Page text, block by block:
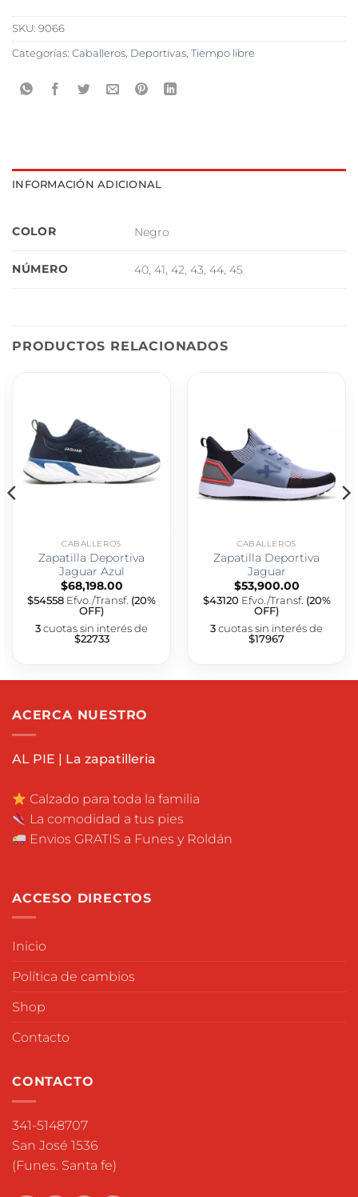
SKU: 9066
Categorías: Caballeros Deportivas Tiempo libre
INFORMACIÓN ADICIONAL
COLOR Negro
NÚMERO 40, 41, 42, 43, 44, 45
PRODUCTOS RELACIONADOS
CABALLEROS
Zapatilla Deportiva
Jaguar Azul
$68,198.00
$54558 Efvo./Transf. (20%
OFF)
3cuotas sin interés de
$22733
CABALLEROS
Zapatilla Deportiva
Jaguar
$53,900.00
$43120 Efvo./Transf. (20%
OFF)
3cuotas sin interés de
$17967
ACERCA NUESTRO
AL PIE | La zapatilleria
Calzado para toda la familia
La comodidad a tus pies
Envios GRATIS a Funes y Roldán
ACCESO DIRECTOS
Inicio
Política de cambios
Shop
Contacto
CONTACTO
341-5148707
San José 1536
(Funes. Santa fe)